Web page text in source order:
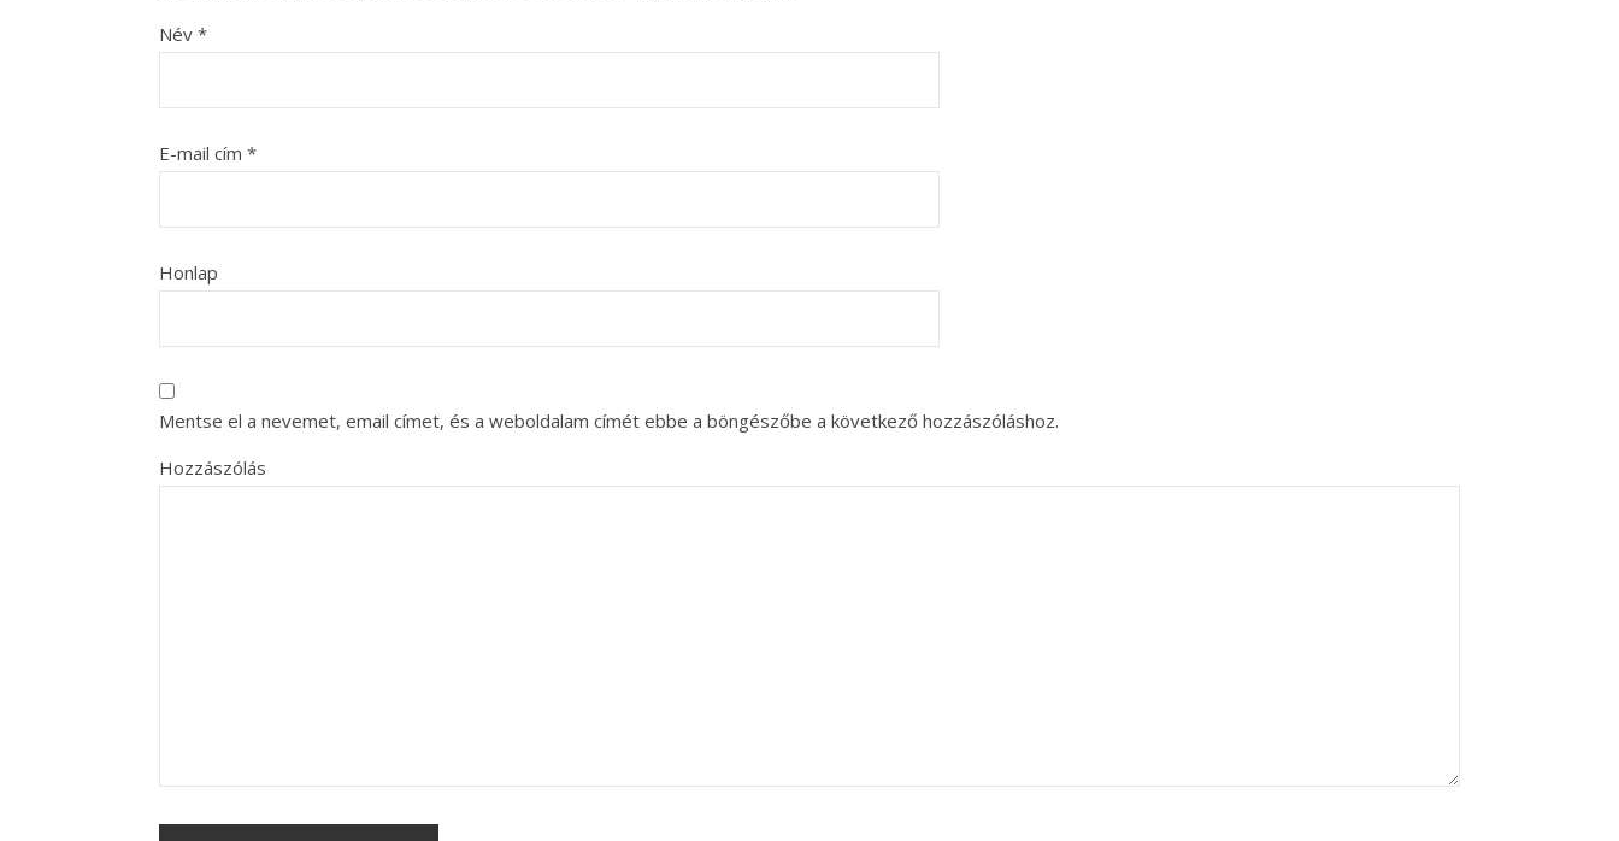
Név *
E-mail cím *
Honlap
Mentse el a nevemet, email címet, és a weboldalam címét ebbe a böngészőbe a következő hozzászóláshoz.
Hozzászólás